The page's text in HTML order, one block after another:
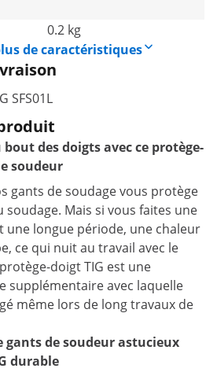
0.2 kg
de caractéristiques
SFS01L
des doigts avec ce protège-
soudeur
gants de soudage vous protège
Mais si vous faites une
une longue période, une chaleur
ce qui nuit au travail avec le
doigt TIG est une
supplémentaire avec laquelle
même lors de long travaux de
gants de soudeur astucieux
durable